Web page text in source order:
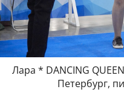
Лара * DANCING
Петербург,